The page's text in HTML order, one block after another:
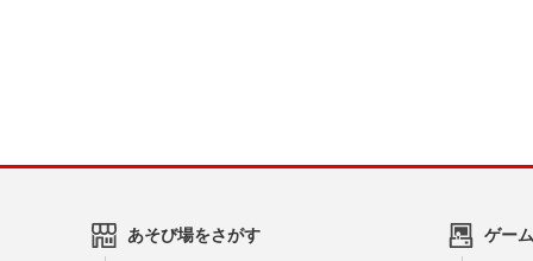
あそび場をさがす ゲー